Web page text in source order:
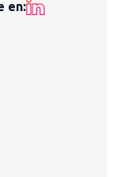
en: